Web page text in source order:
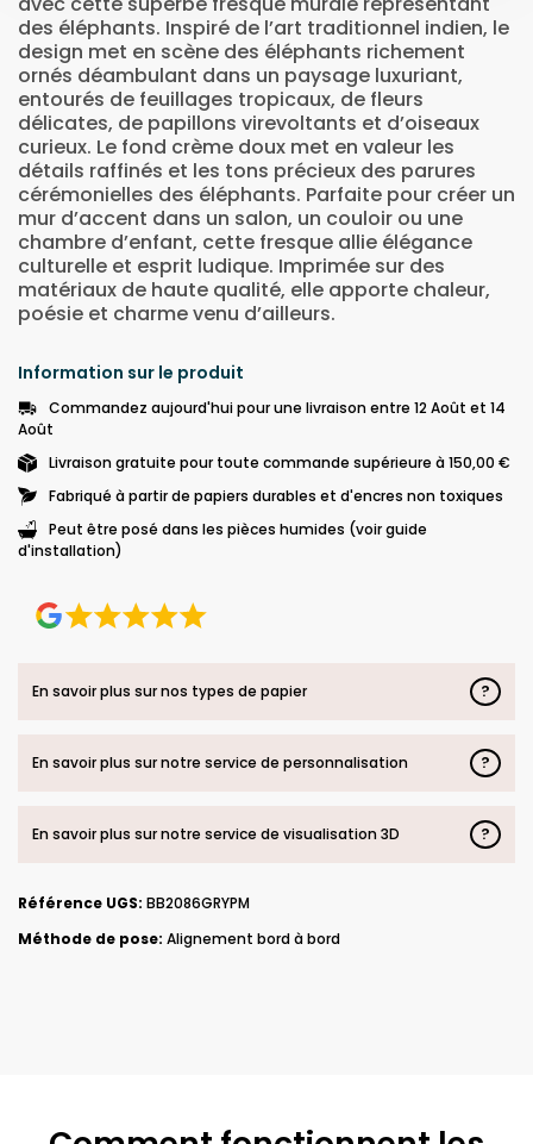
des éléphants. Inspiré de l’art traditionnel indien, le
design met en scène des éléphants richement
ornés déambulant dans un paysage luxuriant,
entourés de feuillages tropicaux, de fleurs
délicates, de papillons virevoltants et d’oiseaux
curieux. Le fond crème doux met en valeur les
détails raffinés et les tons précieux des parures
cérémonielles des éléphants. Parfaite pour créer un
mur d’accent dans un salon, un couloir ou une
chambre d’enfant, cette fresque allie élégance
culturelle et esprit ludique. Imprimée sur des
matériaux de haute qualité, elle apporte chaleur,
poésie et charme venu d’ailleurs.
Information sur le produit
Commandez aujourd'hui pour une livraison entre 12 Août et 14
Août
Livraison gratuite pour toute commande supérieure à 150,00 €
Fabriqué à partir de papiers durables et d'encres non toxiques
Peut être posé dans les pièces humides (voir guide
d'installation)
En savoir plus sur nos types de papier ?
En savoir plus sur notre service de personnalisation ?
En savoir plus sur notre service de visualisation 3D ?
Référence UGS: BB2086GRYPM
Méthode de pose: Alignement bord à bord